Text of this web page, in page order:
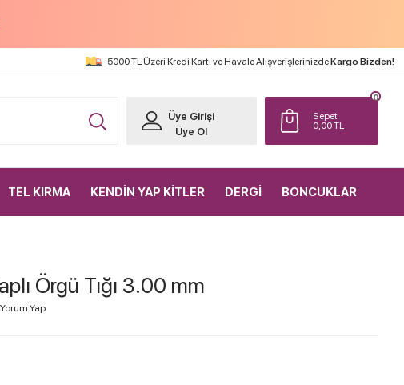
5000 TL Üzeri Kredi Kartı ve Havale AlışverişlerinizdeKargo Bizden!
Sepet
0,00TL
0
Üye Girişi
Üye Ol
TEL KIRMA KENDİN YAP KİTLER DERGİ BONCUKLAR
Örgü Tığı 3.00 mm
Yorum Yap